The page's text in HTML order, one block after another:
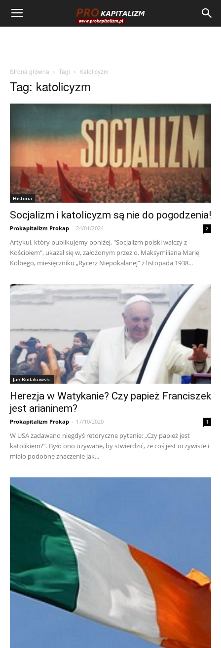
Strona główna Tagi Katolicyzm
Tag: katolicyzm
Historia
Socjalizm i katolicyzm są nie do pogodzenia!
Prokapitalizm Prokap - 24/01/2024 2
Artykuł, który publikujemy poniżej, "Socjalizm polski walczy z
Kościołem", ukazał się w, założonym przez o. Maksymiliana Marię
Kolbego, miesięczniku „Rycerz Niepokalanej” z listopada 1938...
Jan Bodakowski
Herezja w Watykanie? Czy papież Franciszek
jest arianinem?
Prokapitalizm Prokap - 17/10/2020 1
W USA zadawano niegdyś retoryczne pytanie: „Czy papież jest
katolikiem?”. Było ono używane, by stwierdzić, że coś jest oczywiste i
miało podobne znaczenie jak...